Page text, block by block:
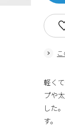
軽く
プや
した
す。